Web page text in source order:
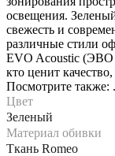
освещения.
свежесть и
различные стили
EVO Acoustic (ЭВО
кто ценит
Посмотрите также:
Цвет
Зеленый
Материал обивки
Ткань Romeo